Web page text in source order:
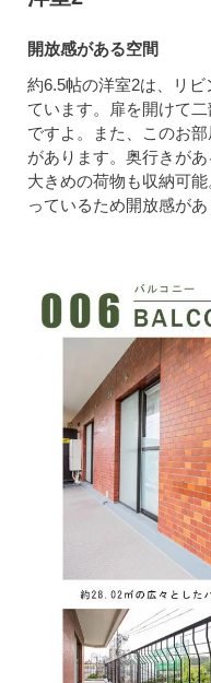
開放感がある空間
約6.5帖の洋室2は、リ
ています。扉を開けて
ですよ。また、このお
があります。奥行きが
大きめの荷物も収納可
っているため開放感があ